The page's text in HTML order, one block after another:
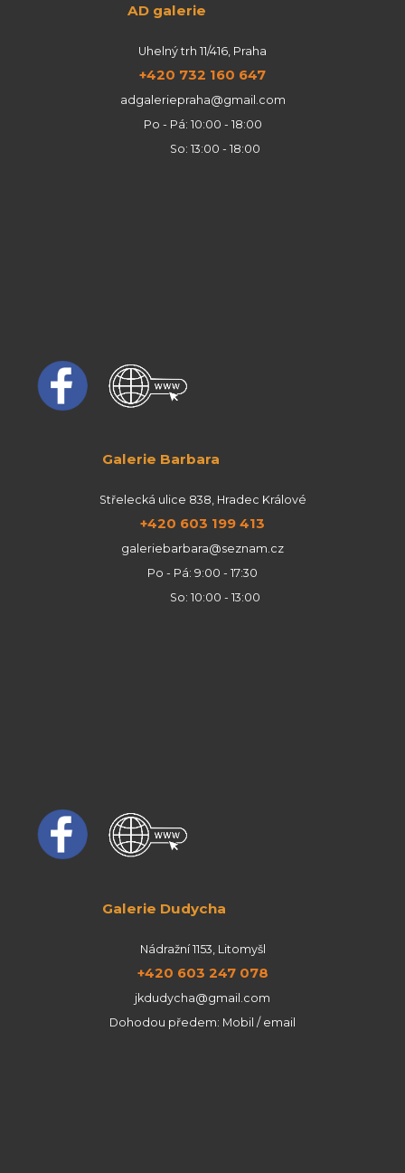
AD galerie
Uhelný trh 11/416, Praha
+420 732 160 647
adgaleriepraha@gmail.com
Po - Pá: 10:00 - 18:00
So: 13:00 - 18:00
Galerie Barbara
Střelecká ulice 838, Hradec Králové
+420 603 199 413
galeriebarbara@seznam.cz
Po - Pá: 9:00 - 17:30
So: 10:00 - 13:00
Galerie Dudycha
Nádražní 1153, Litomyšl
+420 603 247 078
jkdudycha@gmail.com
Dohodou předem: Mobil / email